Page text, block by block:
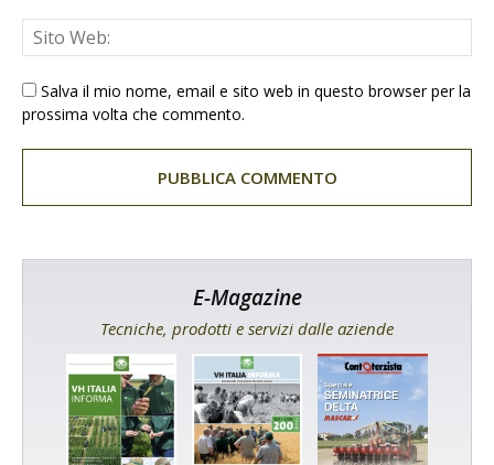
Salva il mio nome, email e sito web in questo browser per la
prossima volta che commento.
E-Magazine
Tecniche, prodotti e servizi dalle aziende